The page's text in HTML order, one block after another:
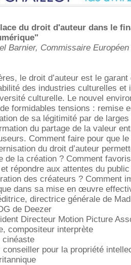
du droit d'auteur dans le
Barnier, Commissaire
le droit d’auteur est le
des industries culturelles et
culturelle. Le nouvel
formidables tensions : remise
de sa légitimité par de
du partage de la valeur
Comment faire pour que le
du droit d’auteur
de la création ? Comment
répondre aux attentes du
des créateurs ? Comment
dans sa mise en œuvre
directrice générale de
de Deezer
Directeur Motion Picture
compositeur interprète
cinéaste
conseiller pour la propriété